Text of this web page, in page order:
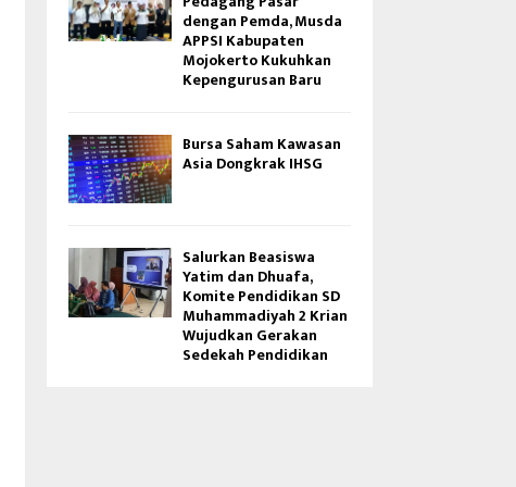
dengan Pemda, Musda
APPSI Kabupaten
Mojokerto Kukuhkan
Kepengurusan Baru
Bursa Saham Kawasan
Asia Dongkrak IHSG
Salurkan Beasiswa
Yatim dan Dhuafa,
Komite Pendidikan SD
Muhammadiyah 2 Krian
Wujudkan Gerakan
Sedekah Pendidikan